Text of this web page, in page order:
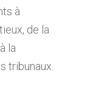
à
de la
la
tribunaux.